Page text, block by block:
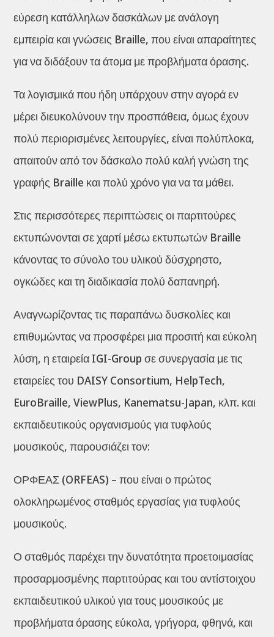
εύρεση κατάλληλων δασκάλων με ανάλογη
εμπειρία και γνώσεις Braille, που είναι απαραίτητες
για να διδάξουν τα άτομα με προβλήματα όρασης.
Τα λογισμικά που ήδη υπάρχουν στην αγορά εν
μέρει διευκολύνουν την προσπάθεια, όμως έχουν
πολύ περιορισμένες λειτουργίες, είναι πολύπλοκα,
απαιτούν από τον δάσκαλο πολύ καλή γνώση της
γραφής Braille και πολύ χρόνο για να τα μάθει.
Στις περισσότερες περιπτώσεις οι παρτιτούρες
εκτυπώνονται σε χαρτί μέσω εκτυπωτών Braille
κάνοντας το σύνολο του υλικού δύσχρηστο,
ογκώδες και τη διαδικασία πολύ δαπανηρή.
Αναγνωρίζοντας τις παραπάνω δυσκολίες και
επιθυμώντας να προσφέρει μια προσιτή και εύκολη
λύση, η εταιρεία IGI-Group σε συνεργασία με τις
εταιρείες του DAISY Consortium, HelpTech,
EuroBraille, ViewPlus, Kanematsu-Japan, κλπ. και
εκπαιδευτικούς οργανισμούς για τυφλούς
μουσικούς, παρουσιάζει τον:
ΟΡΦΕΑΣ (ORFEAS) – που είναι ο πρώτος
ολοκληρωμένος σταθμός εργασίας για τυφλούς
μουσικούς.
Ο σταθμός παρέχει την δυνατότητα προετοιμασίας
προσαρμοσμένης παρτιτούρας και του αντίστοιχου
εκπαιδευτικού υλικού για τους μουσικούς με
προβλήματα όρασης εύκολα, γρήγορα, φθηνά, και